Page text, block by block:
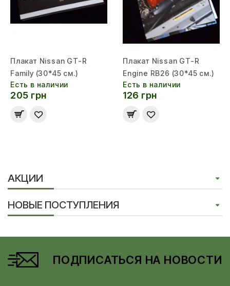
Плакат Nissan GT-R
Family (30*45 см.)
Есть в наличии
205 грн
Плакат Nissan GT-R
Engine RB26 (30*45 см.)
Есть в наличии
126 грн
АКЦИИ
НОВЫЕ ПОСТУПЛЕНИЯ
ПОДПИСАТЬСЯ НА НОВОСТИ